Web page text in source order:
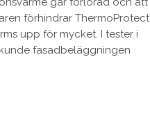
förhindrar ThermoProtect
upp för mycket. I tester i
fasadbeläggningen